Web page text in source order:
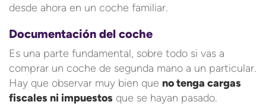
desde ahora en un coche familiar.
Documentación del coche
Es una parte fundamental, sobre todo si vas a
comprar un coche de segunda mano a un particular.
Hay que observar muy bien que no tenga cargas
fiscales ni impuestos que se hayan pasado.